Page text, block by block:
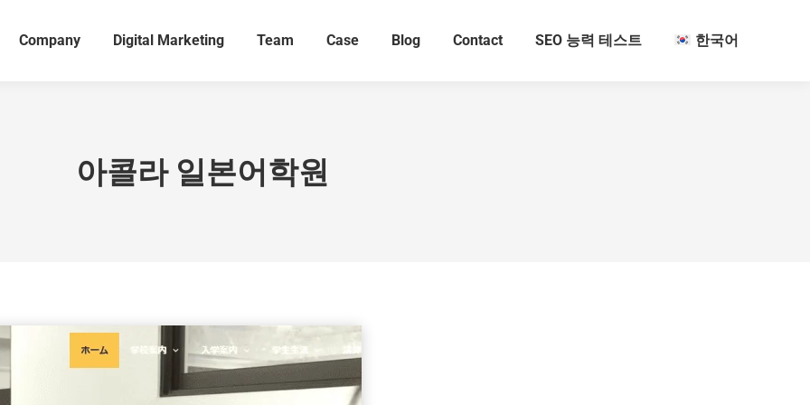
Company Digital Marketing Team Case Blog Contact SEO 능력 테스트 한국어
아콜라 일본어학원